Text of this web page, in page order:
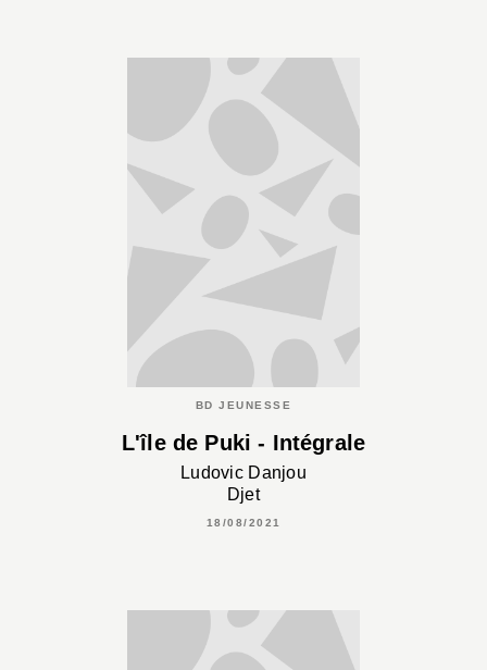
BD JEUNESSE
L'île de Puki - Intégrale
Ludovic Danjou
Djet
18/08/2021